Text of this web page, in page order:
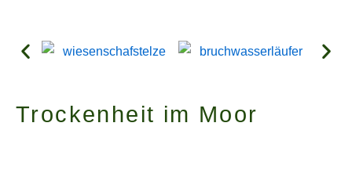
Trockenheit im Moor